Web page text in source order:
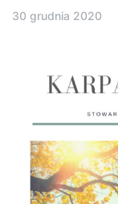
30 grudnia 2020